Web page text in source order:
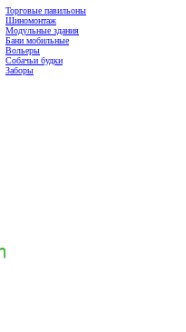
Торговые павильоны
Шиномонтаж
Модульные здания
Бани мобильные
Вольеры
Собачьи будки
Заборы